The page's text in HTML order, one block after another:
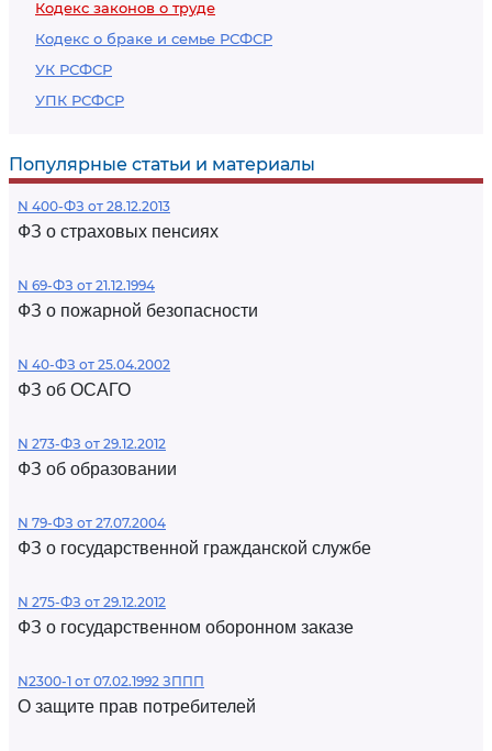
Кодекс законов о труде
Кодекс о браке и семье РСФСР
УК РСФСР
УПК РСФСР
Популярные статьи и материалы
N 400-ФЗ от 28.12.2013
ФЗ о страховых пенсиях
N 69-ФЗ от 21.12.1994
ФЗ о пожарной безопасности
N 40-ФЗ от 25.04.2002
ФЗ об ОСАГО
N 273-ФЗ от 29.12.2012
ФЗ об образовании
N 79-ФЗ от 27.07.2004
ФЗ о государственной гражданской службе
N 275-ФЗ от 29.12.2012
ФЗ о государственном оборонном заказе
N2300-1 от 07.02.1992 ЗППП
О защите прав потребителей